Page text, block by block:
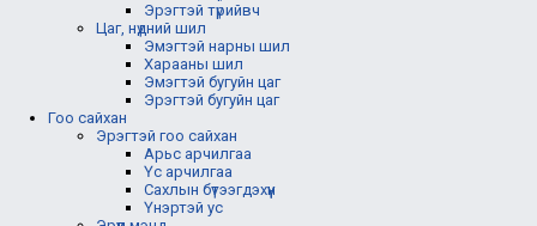
Эрэгтэй түрийвч
Цаг, нүдний шил
Эмэгтэй нарны шил
Харааны шил
Эмэгтэй бугуйн цаг
Эрэгтэй бугуйн цаг
Гоо сайхан
Эрэгтэй гоо сайхан
Арьс арчилгаа
Үс арчилгаа
Сахлын бүтээгдэхүүн
Үнэртэй ус